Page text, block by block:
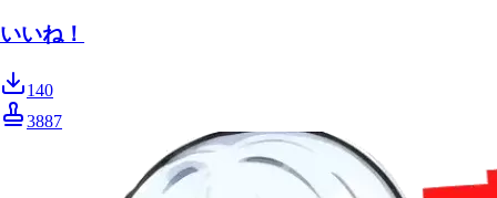
いいね！
140
3887